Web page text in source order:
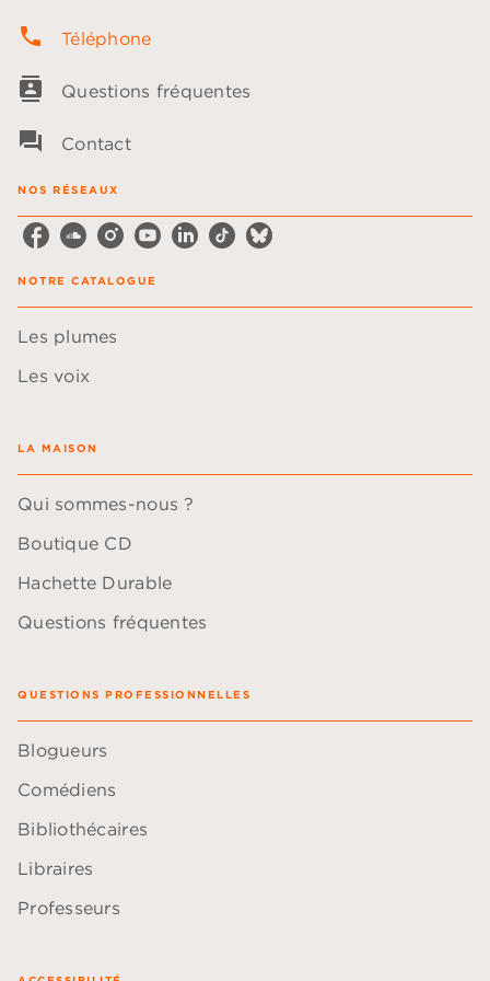
phone Téléphone
contacts Questions fréquentes
question_answer Contact
NOS RÉSEAUX
NOTRE CATALOGUE
Les plumes
Les voix
LA MAISON
Qui sommes-nous ?
Boutique CD
Hachette Durable
Questions fréquentes
QUESTIONS PROFESSIONNELLES
Blogueurs
Comédiens
Bibliothécaires
Libraires
Professeurs